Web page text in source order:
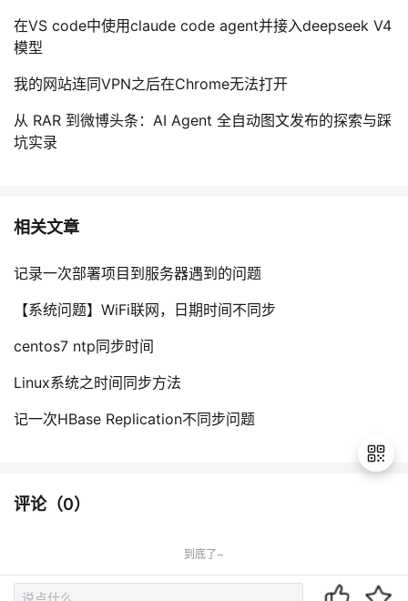
在VS code中使用claude code agent并接入deepseek V4
模型
我的网站连同VPN之后在Chrome无法打开
从 RAR 到微博头条：AI Agent 全自动图文发布的探索与踩
坑实录
相关文章
记录一次部署项目到服务器遇到的问题
【系统问题】WiFi联网，日期时间不同步
centos7 ntp同步时间
Linux系统之时间同步方法
记一次HBase Replication不同步问题
评论（0）
到底了~